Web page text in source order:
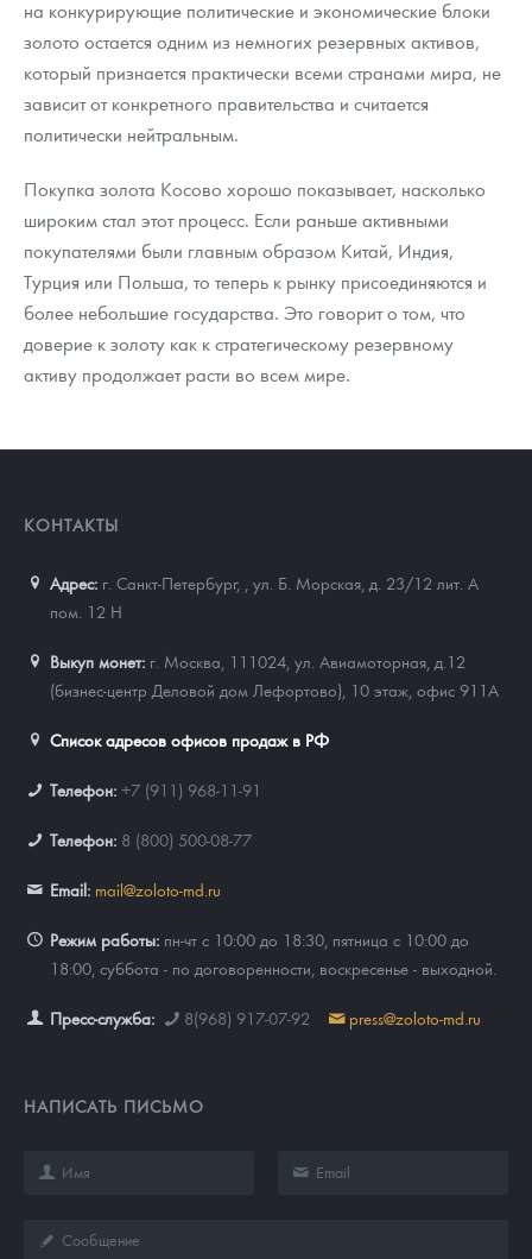
на конкурирующие политические и экономические блоки
золото остается одним из немногих резервных активов,
который признается практически всеми странами мира, не
зависит от конкретного правительства и считается
политически нейтральным.
Покупка золота Косово хорошо показывает, насколько
широким стал этот процесс. Если раньше активными
покупателями были главным образом Китай, Индия,
Турция или Польша, то теперь к рынку присоединяются и
более небольшие государства. Это говорит о том, что
доверие к золоту как к стратегическому резервному
активу продолжает расти во всем мире.
КОНТАКТЫ
Адрес: г. Санкт-Петербург,
ул. Б. Морская, д. 23/12 лит. А
пом. 12 Н
Выкуп монет: г. Москва, 111024, ул. Авиамоторная, д.12
(бизнес-центр Деловой дом Лефортово), 10 этаж, офис 911А
Список адресов офисов продаж в РФ
Телефон: +7 (911) 968-11-91
Телефон: 8 (800) 500-08-77
Email: mail@zoloto-md.ru
Режим работы: пн-чт с 10:00 до 18:30, пятница с 10:00 до
18:00, суббота - по договоренности, воскресенье - выходной.
Пресс-служба: 8(968) 917-07-92 press@zoloto-md.ru
НАПИСАТЬ ПИСЬМО